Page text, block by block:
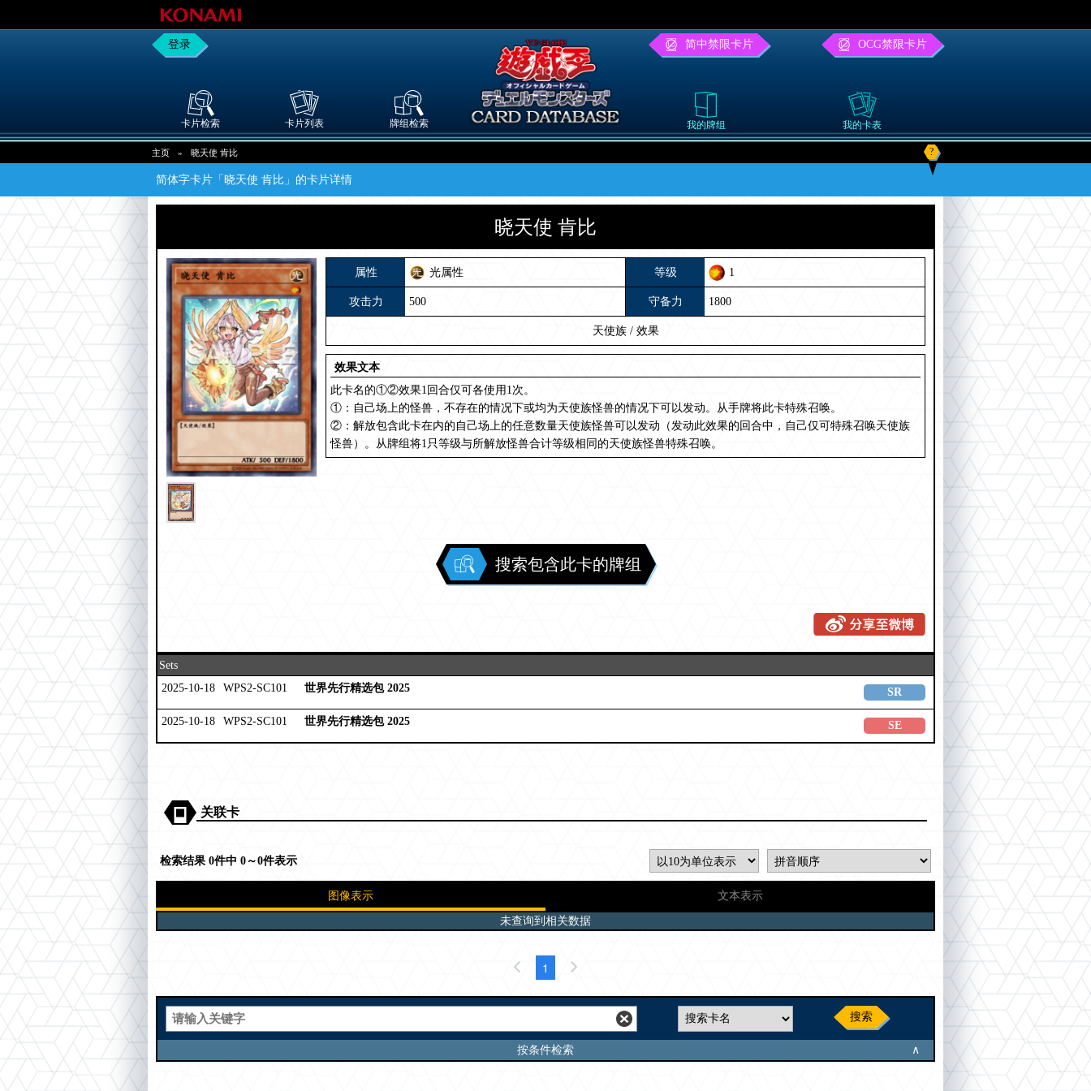
登录 简中禁限卡片 OCG禁限卡片
卡片检索 卡片列表 牌组检索 我的牌组 我的卡表
主页 » 晓天使 肯比 ?
简体字卡片「晓天使 肯比」的卡片详情
晓天使 肯比
属性 光属性 等级 1
攻击力 500 守备力 1800
天使族 / 效果
效果文本
此卡名的①②效果1回合仅可各使用1次。
①：自己场上的怪兽，不存在的情况下或均为天使族怪兽的情况下可以发动。从手牌将此卡特殊召唤。
②：解放包含此卡在内的自己场上的任意数量天使族怪兽可以发动（发动此效果的回合中，自己仅可特殊召唤天使族
怪兽）。从牌组将1只等级与所解放怪兽合计等级相同的天使族怪兽特殊召唤。
搜索包含此卡的牌组
Sets
2025-10-18
WPS2-SC101 世界先行精选包 2025 SR
2025-10-18 WPS2-SC101 世界先行精选包 2025 SE
关联卡
检索结果 0件中 0～0件表示
图像表示 文本表示
未查询到相关数据
1
搜索
按条件检索 ∧